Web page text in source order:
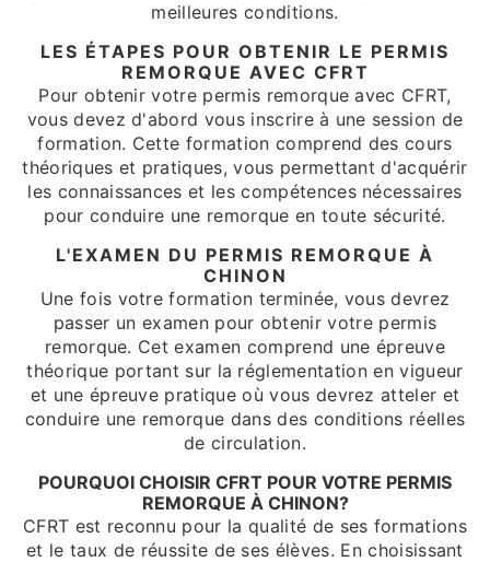
meilleures conditions.
LES ÉTAPES POUR OBTENIR LE PERMIS
REMORQUE AVEC CFRT
Pour obtenir votre permis remorque avec CFRT,
vous devez d'abord vous inscrire à une session de
formation. Cette formation comprend des cours
théoriques et pratiques, vous permettant d'acquérir
les connaissances et les compétences nécessaires
pour conduire une remorque en toute sécurité.
L'EXAMEN DU PERMIS REMORQUE À
CHINON
Une fois votre formation terminée, vous devrez
passer un examen pour obtenir votre permis
remorque. Cet examen comprend une épreuve
théorique portant sur la réglementation en vigueur
et une épreuve pratique où vous devrez atteler et
conduire une remorque dans des conditions réelles
de circulation.
POURQUOI CHOISIR CFRT POUR VOTRE PERMIS
REMORQUE À CHINON?
CFRT est reconnu pour la qualité de ses formations
et le taux de réussite de ses élèves. En choisissant